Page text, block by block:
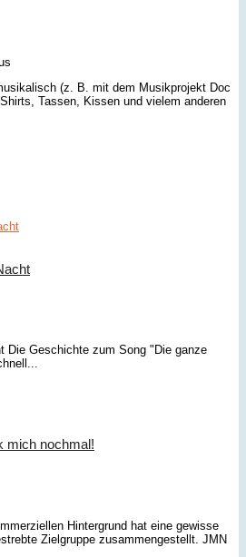
(z. B. mit dem Musikprojekt Doc
Tassen, Kissen und vielem anderen
Die Geschichte zum Song "Die ganze
mich nochmal!
Hintergrund hat eine gewisse
Zielgruppe zusammengestellt. JMN